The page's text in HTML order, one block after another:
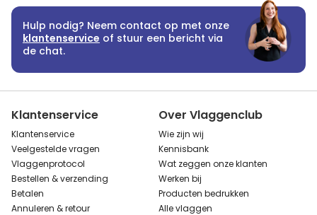
Hulp nodig? Neem contact op met onze
klantenservice of stuur een bericht via
de chat.
Klantenservice
Klantenservice
Veelgestelde vragen
Vlaggenprotocol
Bestellen & verzending
Betalen
Annuleren & retour
Over Vlaggenclub
Wie zijn wij
Kennisbank
Wat zeggen onze klanten
Werken bij
Producten bedrukken
Alle vlaggen